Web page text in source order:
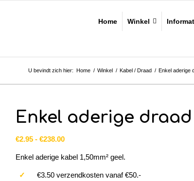
Home Winkel
U bevindt zich hier: Home / Winkel / Kabel / Draad / Enkel aderige
Enkel aderige draad
€2.95 - €238.00Prijsklasse:
tot
€238.00
Enkel aderige kabel 1,50mm² geel.
✓ €3.50 verzendkosten vanaf €50.-